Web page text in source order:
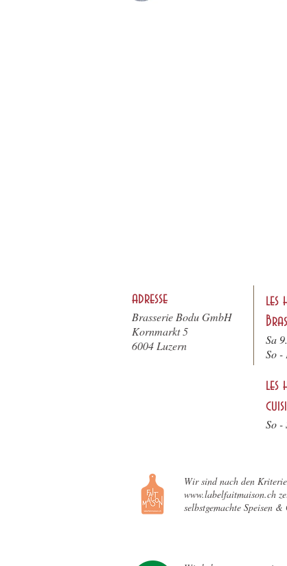
adresse
Brasserie Bodu GmbH
Kornmarkt 5
6004 Luzern
les
Sa
So -
les
So -
Wir sind nach den
www.labelfaitmaison.ch
selbstgemachte Speisen &